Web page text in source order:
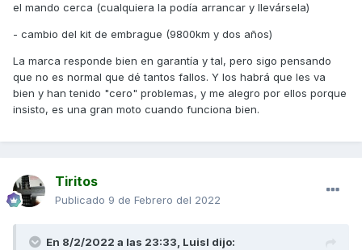
el mando cerca (cualquiera la podía arrancar y llevársela)
- cambio del kit de embrague (9800km y dos años)
La marca responde bien en garantía y tal, pero sigo pensando
que no es normal que dé tantos fallos. Y los habrá que les va
bien y han tenido "cero" problemas, y me alegro por ellos porque
insisto, es una gran moto cuando funciona bien.
Tiritos
Publicado 9 de Febrero del 2022
En 8/2/2022 a las 23:33, Luisl dijo: